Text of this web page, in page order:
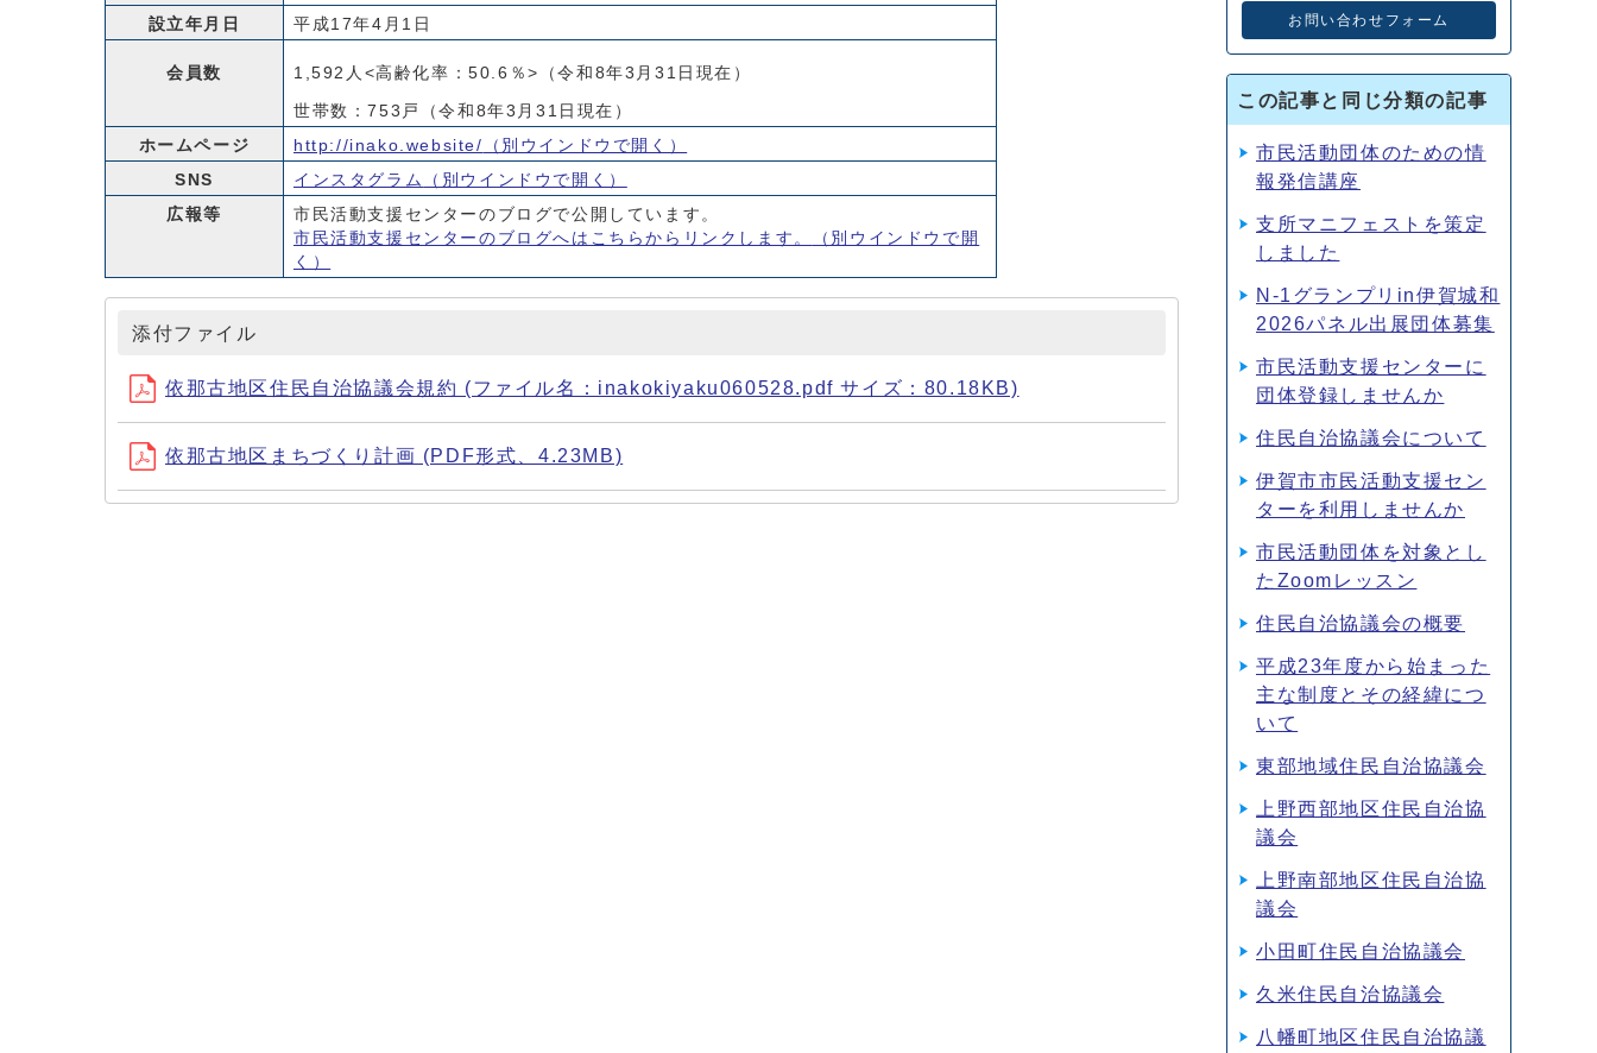
設立年月日
平成17年4月1日
会員数 1,592人<高齢化率：50.6％>（令和8年3月31日現在）
世帯数：753戸（令和8年3月31日現在）
ホームページ
http://inako.website/
（別ウインドウで開く）
SNS
インスタグラム
（別ウインドウで開く）
広報等
市民活動支援センターのブログで公開しています。
市民活動支援センターのブログへはこちらからリンクします。
（別ウインドウで開
く）
添付ファイル
依那古地区住民自治協議会規約 (ファイル名：inakokiyaku060528.pdf サイズ：80.18KB)
依那古地区まちづくり計画 (PDF形式、4.23MB)
お問い合わせフォーム
この記事と同じ分類の記事
市民活動団体のための情
報発信講座
支所マニフェストを策定
しました
N‐1グランプリin伊賀城和
2026パネル出展団体募集
市民活動支援センターに
団体登録しませんか
住民自治協議会について
伊賀市市民活動支援セン
ターを利用しませんか
市民活動団体を対象とし
たZoomレッスン
住民自治協議会の概要
平成23年度から始まった
主な制度とその経緯につ
いて
東部地域住民自治協議会
上野西部地区住民自治協
議会
上野南部地区住民自治協
議会
小田町住民自治協議会
久米住民自治協議会
八幡町地区住民自治協議